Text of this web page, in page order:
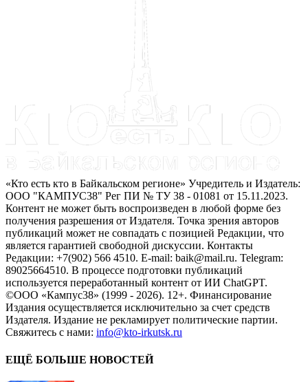
«Кто есть кто в Байкальском регионе» Учредитель и Издатель:
ООО "КАМПУС38" Рег ПИ № ТУ 38 - 01081 от 15.11.2023.
Контент не может быть воспроизведен в любой форме без
получения разрешения от Издателя. Точка зрения авторов
публикаций может не совпадать с позицией Редакции, что
является гарантией свободной дискуссии. Контакты
Редакции: +7(902) 566 4510. E-mail: baik@mail.ru. Telegram:
89025664510. В процессе подготовки публикаций
используется переработанный контент от ИИ ChatGPT.
©ООО «Кампус38» (1999 - 2026). 12+. Финансирование
Издания осуществляется исключительно за счет средств
Издателя. Издание не рекламирует политические партии.
Свяжитесь с нами: info@kto-irkutsk.ru
ЕЩЁ БОЛЬШЕ НОВОСТЕЙ